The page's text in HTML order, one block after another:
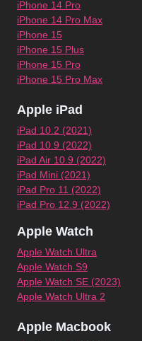
iPhone 14 Pro
iPhone 14 Pro Max
iPhone 15
iPhone 15 Plus
iPhone 15 Pro
iPhone 15 Pro Max
Apple iPad
iPad 10.2 (2021)
iPad 10.9 (2022)
iPad Air 10.9 (2022)
iPad Mini (2021)
iPad Pro 11 (2022)
iPad Pro 12.9 (2022)
Apple Watch
Apple Watch Ultra
Apple Watch S9
Apple Watch SE (2023)
Apple Watch Ultra 2
Apple Macbook